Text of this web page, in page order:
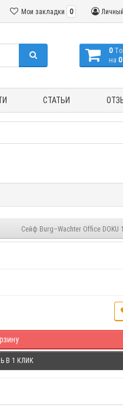
Мои закладки 0
0
на
СТАТЬИ
Сейф Burg–Wachter
В 1 КЛИК